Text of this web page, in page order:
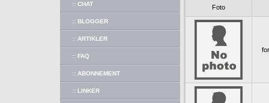
:: CHAT
:: BLOGGER
:: ARTIKLER
:: FAQ
:: ABONNEMENT
:: LINKER
Foto